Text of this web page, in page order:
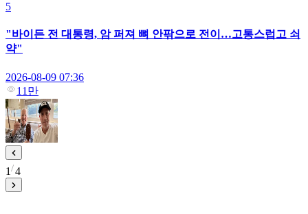
5
"바이든 전 대통령, 암 퍼져 뼈 안팎으로 전이…고통스럽고 쇠
약"
2026-08-09 07:36
11만
1 4